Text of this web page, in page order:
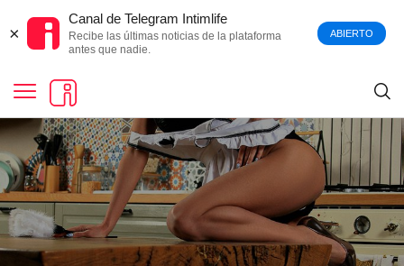
×
Canal de Telegram Intimlife
Recibe las últimas noticias de la plataforma
antes que nadie.
ABIERTO